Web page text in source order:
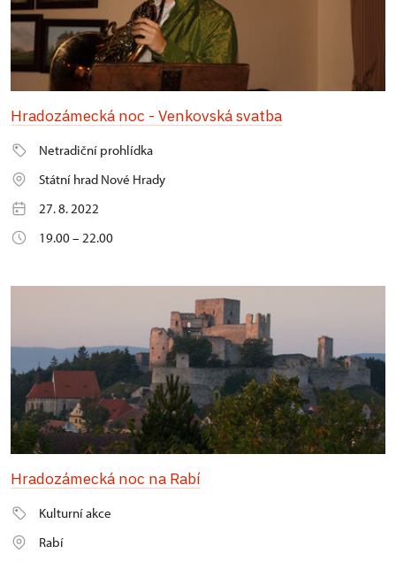
Hradozámecká noc - Venkovská svatba
Netradiční prohlídka
Státní hrad Nové Hrady
27. 8. 2022
19.00 – 22.00
Hradozámecká noc na Rabí
Kulturní akce
Rabí